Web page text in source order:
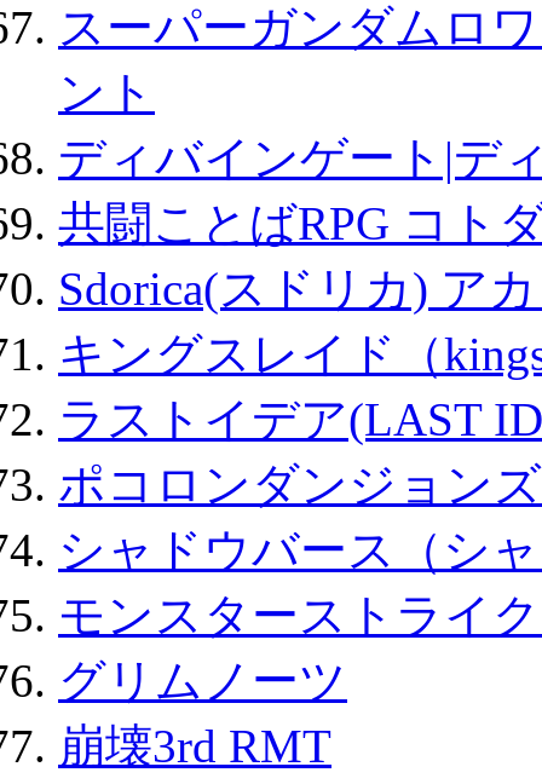
スーパーガンダムロ
ント
ディバインゲート|デ
共闘ことばRPG コト
Sdorica(スドリカ) ア
キングスレイド（
ラストイデア(LAST
ポコロンダンジョン
シャドウバース（シ
モンスターストライ
グリムノーツ
崩壊3rd RMT